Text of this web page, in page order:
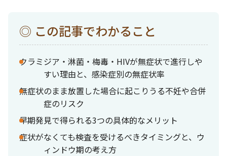
この記事でわかること
クラミジア・淋菌・梅毒・HIVが無症状で進行しや
すい理由と、感染症別の無症状率
無症状のまま放置した場合に起こりうる不妊や合併
症のリスク
早期発見で得られる3つの具体的なメリット
症状がなくても検査を受けるべきタイミングと、ウ
ィンドウ期の考え方